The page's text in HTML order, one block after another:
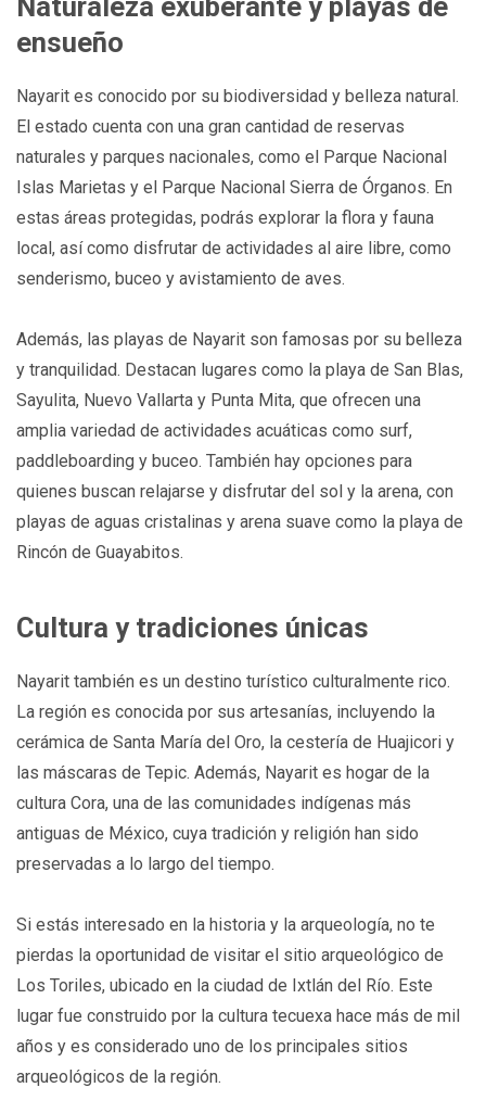
Naturaleza exuberante y playas de
ensueño
Nayarit es conocido por su biodiversidad y belleza natural.
El estado cuenta con una gran cantidad de reservas
naturales y parques nacionales, como el Parque Nacional
Islas Marietas y el Parque Nacional Sierra de Órganos. En
estas áreas protegidas, podrás explorar la flora y fauna
local, así como disfrutar de actividades al aire libre, como
senderismo, buceo y avistamiento de aves.
Además, las playas de Nayarit son famosas por su belleza
y tranquilidad. Destacan lugares como la playa de San Blas,
Sayulita, Nuevo Vallarta y Punta Mita, que ofrecen una
amplia variedad de actividades acuáticas como surf,
paddleboarding y buceo. También hay opciones para
quienes buscan relajarse y disfrutar del sol y la arena, con
playas de aguas cristalinas y arena suave como la playa de
Rincón de Guayabitos.
Cultura y tradiciones únicas
Nayarit también es un destino turístico culturalmente rico.
La región es conocida por sus artesanías, incluyendo la
cerámica de Santa María del Oro, la cestería de Huajicori y
las máscaras de Tepic. Además, Nayarit es hogar de la
cultura Cora, una de las comunidades indígenas más
antiguas de México, cuya tradición y religión han sido
preservadas a lo largo del tiempo.
Si estás interesado en la historia y la arqueología, no te
pierdas la oportunidad de visitar el sitio arqueológico de
Los Toriles, ubicado en la ciudad de Ixtlán del Río. Este
lugar fue construido por la cultura tecuexa hace más de mil
años y es considerado uno de los principales sitios
arqueológicos de la región.